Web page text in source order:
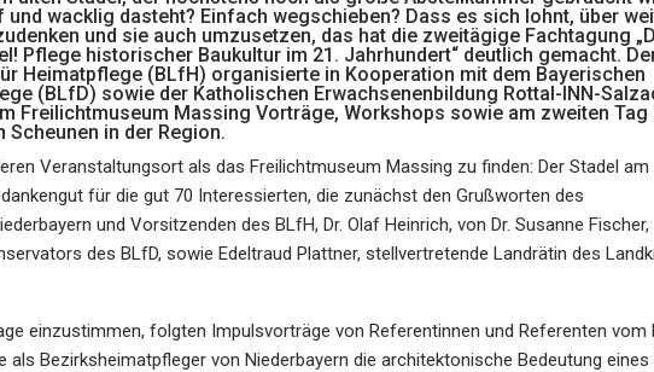
wacklig dasteht? Einfach wegschieben? Dass es sich lohnt, über
und sie auch umzusetzen, das hat die zweitägige Fachtagung
Pflege historischer Baukultur im 21. Jahrhundert“ deutlich gemacht.
Heimatpflege (BLfH) organisierte in Kooperation mit dem Bayerischen
(BLfD) sowie der Katholischen Erwachsenenbildung Rottal-INN-
Freilichtmuseum Massing Vorträge, Workshops sowie am zweiten Tag
in der Region.
Veranstaltungsort als das Freilichtmuseum Massing zu finden: Der Stadel am
für die gut 70 Interessierten, die zunächst den Grußworten des
und Vorsitzenden des BLfH, Dr. Olaf Heinrich, von Dr. Susanne Fischer,
des BLfD, sowie Edeltraud Plattner, stellvertretende Landrätin des
einzustimmen, folgten Impulsvorträge von Referentinnen und Referenten vom
als Bezirksheimatpfleger von Niederbayern die architektonische Bedeutung eines